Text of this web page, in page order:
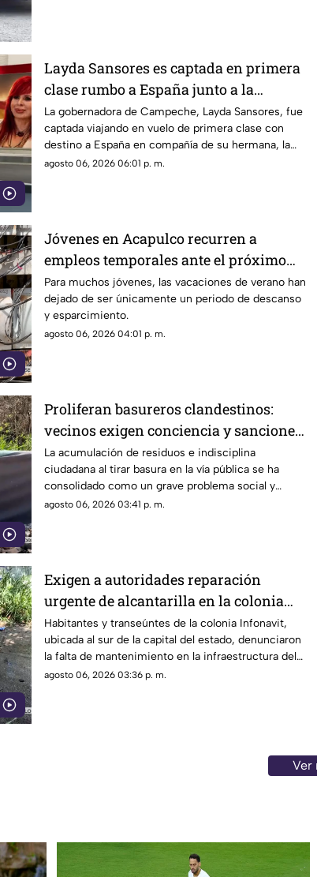
Layda Sansores es captada en primera
clase rumbo a España junto a la
directora del DIF
La gobernadora de Campeche, Layda Sansores, fue
captada viajando en vuelo de primera clase con
destino a España en compañía de su hermana, la
actual directora del DIF estatal.
agosto 06, 2026 06:01 p. m.
Jóvenes en Acapulco recurren a
empleos temporales ante el próximo
ciclo escolar
Para muchos jóvenes, las vacaciones de verano han
dejado de ser únicamente un periodo de descanso
y esparcimiento.
agosto 06, 2026 04:01 p. m.
Proliferan basureros clandestinos:
vecinos exigen conciencia y sanciones
más estrictas
La acumulación de residuos e indisciplina
ciudadana al tirar basura en la vía pública se ha
consolidado como un grave problema social y
ambiental en el puerto de Acapulco.
agosto 06, 2026 03:41 p. m.
Exigen a autoridades reparación
urgente de alcantarilla en la colonia
Infonavit de Chilpancingo
Habitantes y transeúntes de la colonia Infonavit,
ubicada al sur de la capital del estado, denunciaron
la falta de mantenimiento en la infraestructura del
drenaje pluvial sobre la calle Circunvalación
agosto 06, 2026 03:36 p. m.
Ver